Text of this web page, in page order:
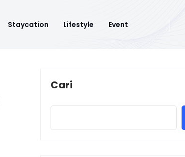
Staycation Lifestyle Event
Cari